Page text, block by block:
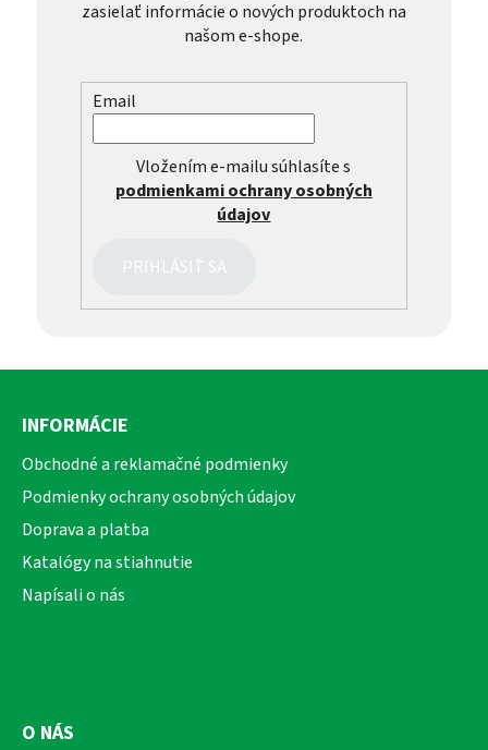
zasielať informácie o nových produktoch na
našom e-shope.
Email
Vložením e-mailu súhlasíte s
podmienkami ochrany osobných
údajov
PRIHLÁSIŤ SA
Z
INFORMÁCIE
Obchodné a reklamačné podmienky
Podmienky ochrany osobných údajov
Doprava a platba
Katalógy na stiahnutie
Napísali o nás
O NÁS